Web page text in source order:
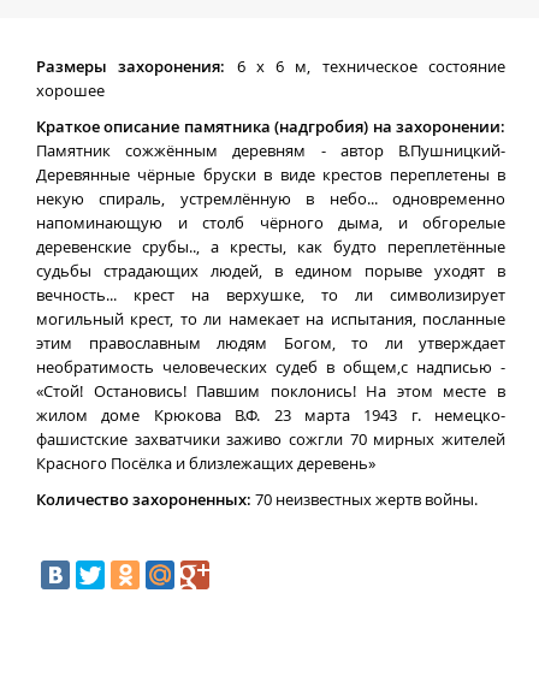
Размеры захоронения: 6 х 6 м, техническое состояние
хорошее
Краткое описание памятника (надгробия) на захоронении:
Памятник сожжённым деревням - автор В.Пушницкий-
Деревянные чёрные бруски в виде крестов переплетены в
некую спираль, устремлённую в небо... одновременно
напоминающую и столб чёрного дыма, и обгорелые
деревенские срубы.., а кресты, как будто переплетённые
судьбы страдающих людей, в едином порыве уходят в
вечность... крест на верхушке, то ли символизирует
могильный крест, то ли намекает на испытания, посланные
этим православным людям Богом, то ли утверждает
необратимость человеческих судеб в общем,с надписью -
«Стой! Остановись! Павшим поклонись! На этом месте в
жилом доме Крюкова В.Ф. 23 марта 1943 г. немецко-
фашистские захватчики заживо сожгли 70 мирных жителей
Красного Посёлка и близлежащих деревень»
Количество захороненных: 70 неизвестных жертв войны.